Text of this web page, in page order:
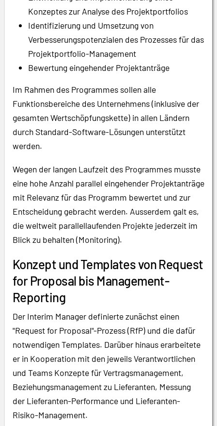
Konzeptes zur Analyse des Projektportfolios
Identifizierung und Umsetzung von
Verbesserungspotenzialen des Prozesses für das
Projektportfolio-Management
Bewertung eingehender Projektanträge
Im Rahmen des Programmes sollen alle
Funktionsbereiche des Unternehmens (inklusive der
gesamten Wertschöpfungskette) in allen Ländern
durch Standard-Software-Lösungen unterstützt
werden.
Wegen der langen Laufzeit des Programmes musste
eine hohe Anzahl parallel eingehender Projektanträge
mit Relevanz für das Programm bewertet und zur
Entscheidung gebracht werden. Ausserdem galt es,
die weltweit parallellaufenden Projekte jederzeit im
Blick zu behalten (Monitoring).
Konzept und Templates von Request
for Proposal bis Management-
Reporting
Der Interim Manager definierte zunächst einen
"Request for Proposal"-Prozess (RfP) und die dafür
notwendigen Templates. Darüber hinaus erarbeitete
er in Kooperation mit den jeweils Verantwortlichen
und Teams Konzepte für Vertragsmanagement,
Beziehungsmanagement zu Lieferanten, Messung
der Lieferanten-Performance und Lieferanten-
Risiko-Management.